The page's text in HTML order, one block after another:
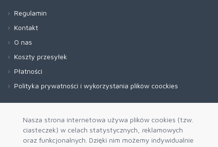
Nasza strona internetowa używa plików cookies (tzw.
ciasteczek) w celach statystycznych, reklamowych
oraz funkcjonalnych. Dzięki nim możemy indywidualnie
Regulamin
Kontakt
O nas
Koszty przesyłek
Płatności
Polityka prywatności i wykorzystania plików coockies